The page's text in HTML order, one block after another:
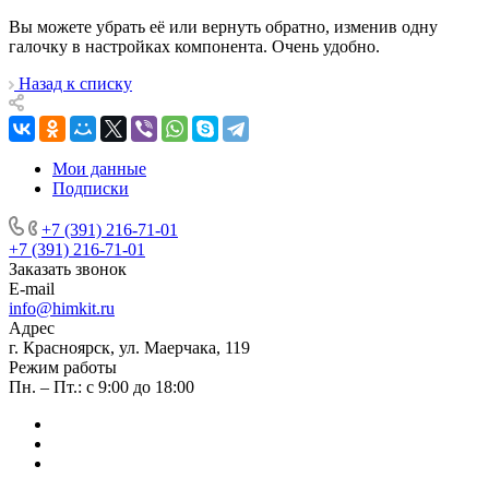
Вы можете убрать её или вернуть обратно, изменив одну
галочку в настройках компонента. Очень удобно.
Назад к списку
Мои данные
Подписки
+7 (391) 216-71-01
+7 (391) 216-71-01
Заказать звонок
E-mail
info@himkit.ru
Адрес
г. Красноярск, ул. Маерчака, 119
Режим работы
Пн. – Пт.: с 9:00 до 18:00